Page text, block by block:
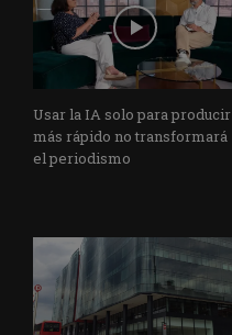
Usar la IA solo para producir
más rápido no transformará
el periodismo